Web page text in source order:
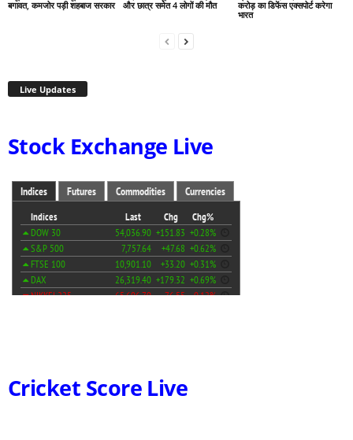
बगावत, कमजोर पड़ी शहबाज सरकार
और छात्र समेत 4 लोगों की मौत
करोड़ का डिफेंस एक्सपोर्ट करेगा
भारत
Live Updates
Stock Exchange Live
Cricket Score Live